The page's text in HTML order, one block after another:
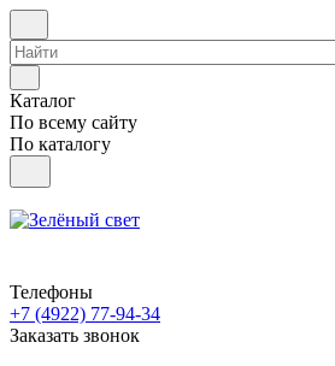
Каталог
По всему сайту
По каталогу
Телефоны
+7 (4922) 77-94-34
Заказать звонок